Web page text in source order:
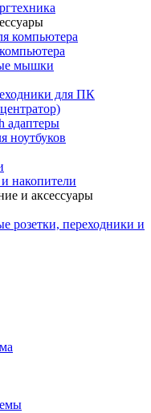
компьютера
мышки
для ПК
адаптеры
ноутбуков
накопители
и аксессуары
розетки, переходники и